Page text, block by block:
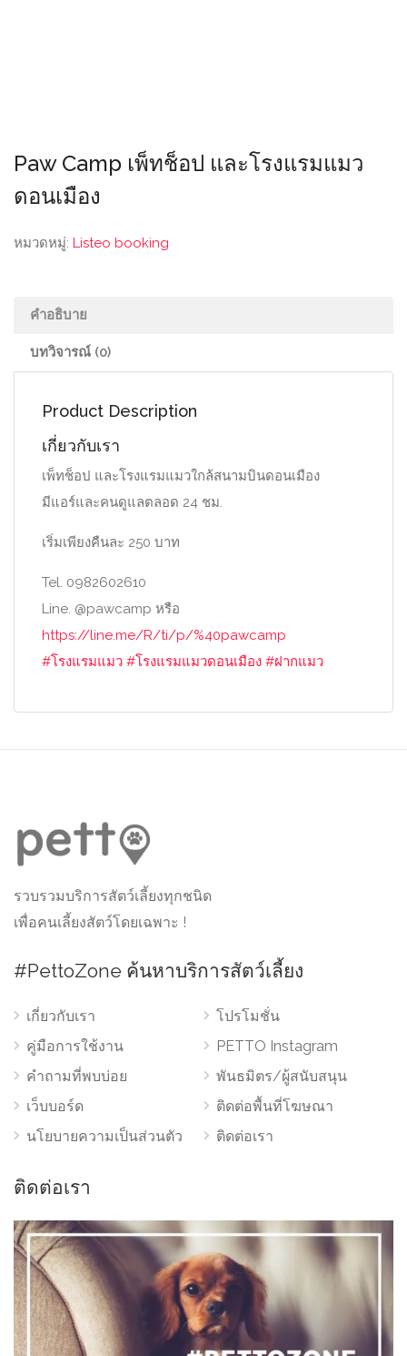
Paw Camp เพ็ทช็อป และโรงแรมแมว
ดอนเมือง
หมวดหมู่: Listeo booking
คำอธิบาย
บทวิจารณ์ (0)
Product Description
เกี่ยวกับเรา
เพ็ทช็อป และโรงแรมแมวใกล้สนามบินดอนเมือง
มีแอร์และคนดูแลตลอด 24 ชม.
เริ่มเพียงคืนละ 250 บาท
Tel. 0982602610
Line. @pawcamp หรือ
https://line.me/R/ti/p/%40pawcamp
#โรงแรมแมว #โรงแรมแมวดอนเมือง #ฝากแมว
รวบรวมบริการสัตว์เลี้ยงทุกชนิด
เพื่อคนเลี้ยงสัตว์โดยเฉพาะ !
#PettoZone ค้นหาบริการสัตว์เลี้ยง
เกี่ยวกับเรา
คู่มือการใช้งาน
คำถามที่พบบ่อย
เว็บบอร์ด
นโยบายความเป็นส่วนตัว
โปรโมชั่น
PETTO Instagram
พันธมิตร/ผู้สนับสนุน
ติดต่อพื้นที่โฆษณา
ติดต่อเรา
ติดต่อเรา